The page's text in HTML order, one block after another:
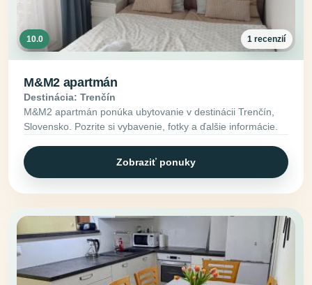
10.0 1 recenzií
M&M2 apartmán
Destinácia: Trenčín
M&M2 apartmán ponúka ubytovanie v destinácii Trenčín,
Slovensko. Pozrite si vybavenie, fotky a ďalšie informácie.
Zobraziť ponuky